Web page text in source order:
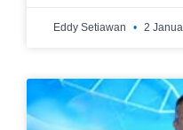
Eddy Setiawan 2